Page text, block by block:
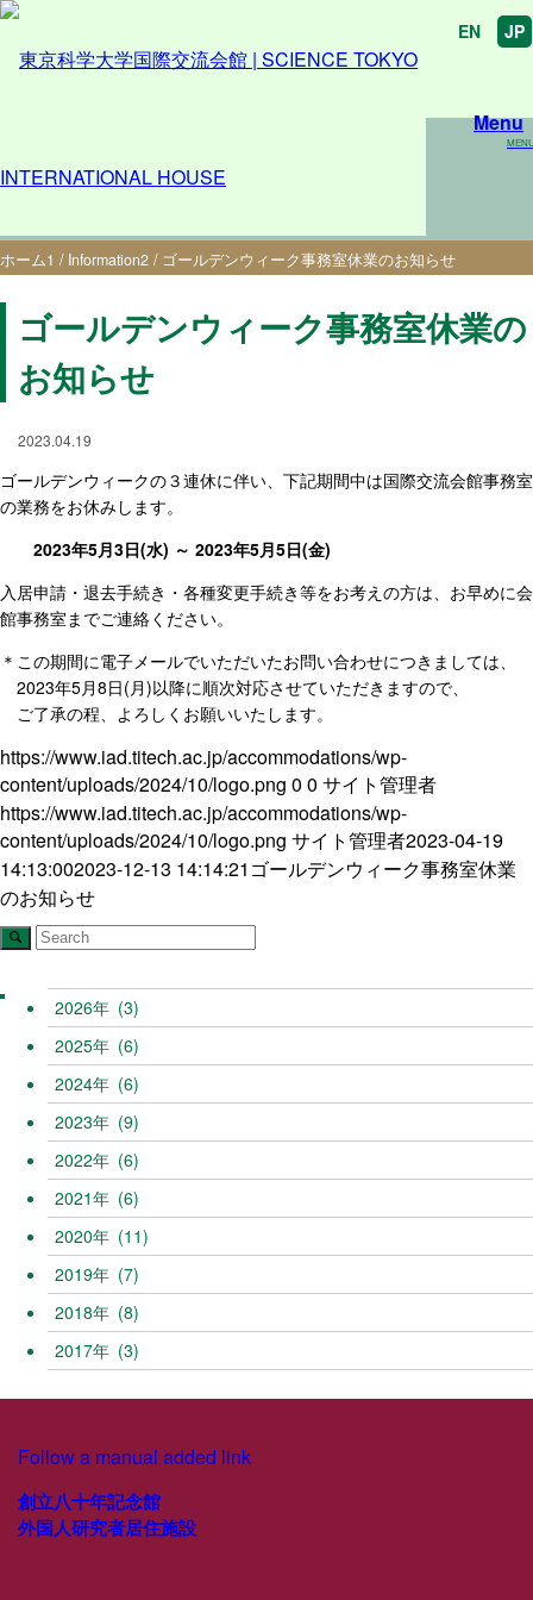
Menu
EN JP
ゴールデンウィーク事務室休業のお知らせ
ホーム1 / Information2 / ゴールデンウィーク事務室休業のお知らせ
ゴールデンウィーク事務室休業の
お知らせ
2023.04.19
ゴールデンウィークの３連休に伴い、下記期間中は国際交流会館事務室
の業務をお休みします。
2023年5月3日(水) ～ 2023年5月5日(金)
入居申請・退去手続き・各種変更手続き等をお考えの方は、お早めに会
館事務室までご連絡ください。
＊この期間に電子メールでいただいたお問い合わせにつきましては、
2023年5月8日(月)以降に順次対応させていただきますので、
ご了承の程、よろしくお願いいたします。
https://www.iad.titech.ac.jp/accommodations/wp-
content/uploads/2024/10/logo.png 0 0 サイト管理者
https://www.iad.titech.ac.jp/accommodations/wp-
content/uploads/2024/10/logo.png サイト管理者2023-04-19
14:13:002023-12-13 14:14:21 ゴールデンウィーク事務室休業
のお知らせ
2026
(3)
2025
(6)
2024
(6)
2023
(9)
2022
(6)
2021
(6)
2020
(11)
2019
(7)
2018
(8)
2017
(3)
Follow a manual added link
創立八十年記念館
外国人研究者居住施設